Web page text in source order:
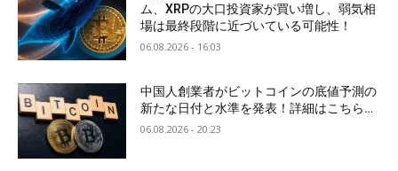
ム、XRPの大口投資家が買い増し、弱気相
場は最終段階に近づいている可能性！
06.08.2026 - 16:03
中国人創業者がビットコインの底値予測の
新たな日付と水準を発表！詳細はこちら…
06.08.2026 - 20:23